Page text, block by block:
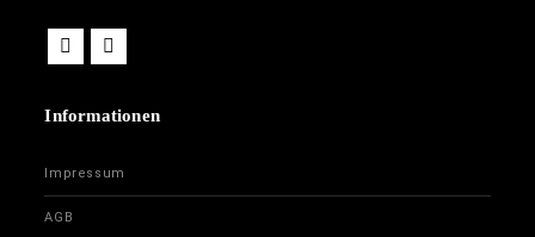
Informationen
Impressum
AGB